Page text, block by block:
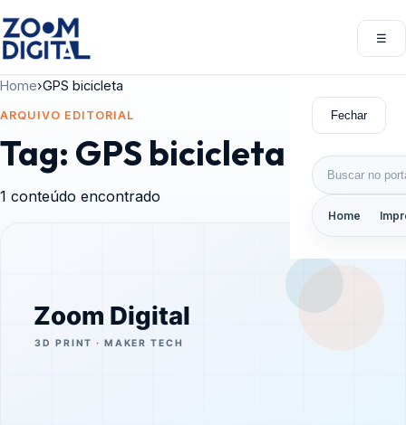
☰
Fechar
Buscar por:
Home
Home›GPS bicicleta
ARQUIVO EDITORIAL
Tag: GPS bicicleta
1 conteúdo encontrado